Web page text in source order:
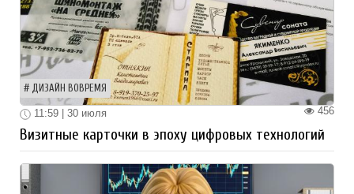
ДИЗАЙН ВОВРЕМЯ
456
11:59 | 30 июля
Визитные карточки в эпоху цифровых технологий